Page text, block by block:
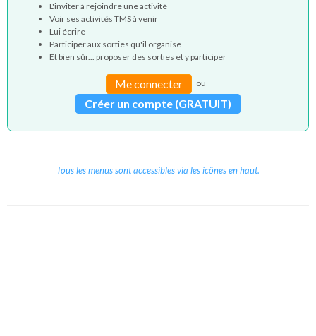
L'inviter à rejoindre une activité
Voir ses activités TMS à venir
Lui écrire
Participer aux sorties qu'il organise
Et bien sûr... proposer des sorties et y participer
Me connecter ou
Créer un compte (GRATUIT)
Tous les menus sont accessibles via les icônes en haut.